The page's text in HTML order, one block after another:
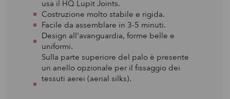
usa il HQ Lupit Joints.
Costruzione molto stabile e rigida.
Facile da assemblare in 3-5 minuti.
Design all'avanguardia, forme belle e
uniformi.
Sulla parte superiore del palo è presente
un anello opzionale per il fissaggio dei
tessuti aerei (aerial silks).